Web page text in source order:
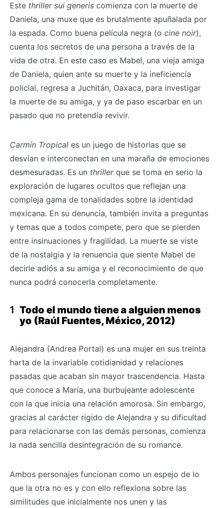
Este thriller sui generis comienza con la muerte de
Daniela, una muxe que es brutalmente apuñalada por
la espada. Como buena película negra (o cine noir),
cuenta los secretos de una persona a través de la
vida de otra. En este caso es Mabel, una vieja amiga
de Daniela, quien ante su muerte y la ineficiencia
policial, regresa a Juchitán, Oaxaca, para investigar
la muerte de su amiga, y ya de paso escarbar en un
pasado que no pretendía revivir.
Carmín Tropical es un juego de historias que se
desvían e interconectan en una maraña de emociones
desmesuradas. Es un thriller que se toma en serio la
exploración de lugares ocultos que reflejan una
compleja gama de tonalidades sobre la identidad
mexicana. En su denuncia, también invita a preguntas
y temas que a todos compete, pero que se pierden
entre insinuaciones y fragilidad. La muerte se viste
de la nostalgia y la renuencia que siente Mabel de
decirle adiós a su amiga y el reconocimiento de que
nunca podrá conocerla completamente.
Todo el mundo tiene a alguien menos
yo (Raúl Fuentes, México, 2012)
Alejandra (Andrea Portal) es una mujer en sus treinta
harta de la invariable cotidianidad y relaciones
pasadas que acaban sin mayor trascendencia. Hasta
que conoce a María, una burbujeante adolescente
con la que inicia una relación amorosa. Sin embargo,
gracias al carácter rígido de Alejandra y su dificultad
para relacionarse con las demás personas, comienza
la nada sencilla desintegración de su romance.
Ambos personajes funcionan como un espejo de lo
que la otra no es y con ello reflexiona sobre las
similitudes que inicialmente nos unen y las